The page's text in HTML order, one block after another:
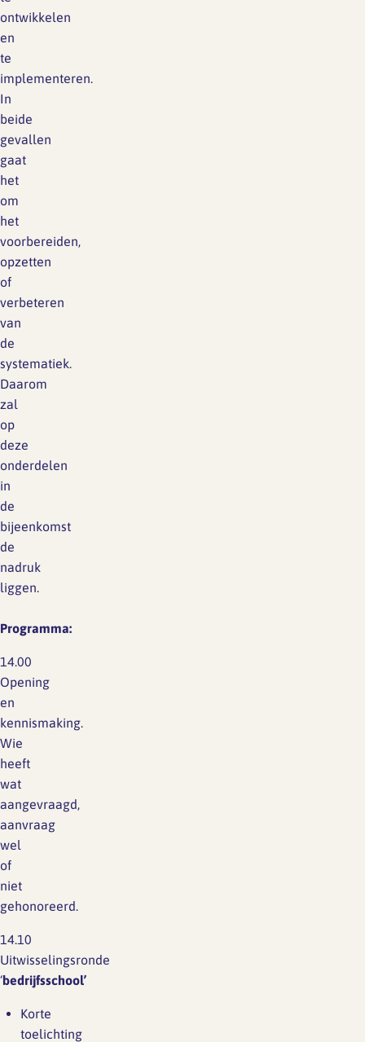
ontwikkelen
en
te
implementeren.
In
beide
gevallen
gaat
het
om
het
voorbereiden,
opzetten
of
verbeteren
van
de
systematiek.
Daarom
zal
op
deze
onderdelen
in
de
bijeenkomst
de
nadruk
liggen.
Programma:
14.00
Opening
en
kennismaking.
Wie
heeft
wat
aangevraagd,
aanvraag
wel
of
niet
gehonoreerd.
14.10
Uitwisselingsronde
‘bedrijfsschool’
Korte
toelichting